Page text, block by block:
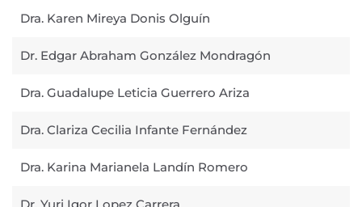
Dra. Karen Mireya Donis Olguín
Dr. Edgar Abraham González Mondragón
Dra. Guadalupe Leticia Guerrero Ariza
Dra. Clariza Cecilia Infante Fernández
Dra. Karina Marianela Landín Romero